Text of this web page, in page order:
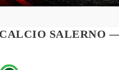
SALERNO